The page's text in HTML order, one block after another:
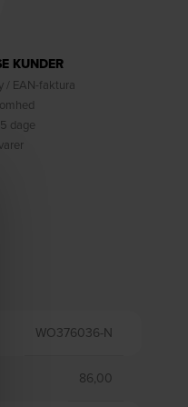
KUNDER
/ EAN-faktura
dage
WO376036-N
86,00